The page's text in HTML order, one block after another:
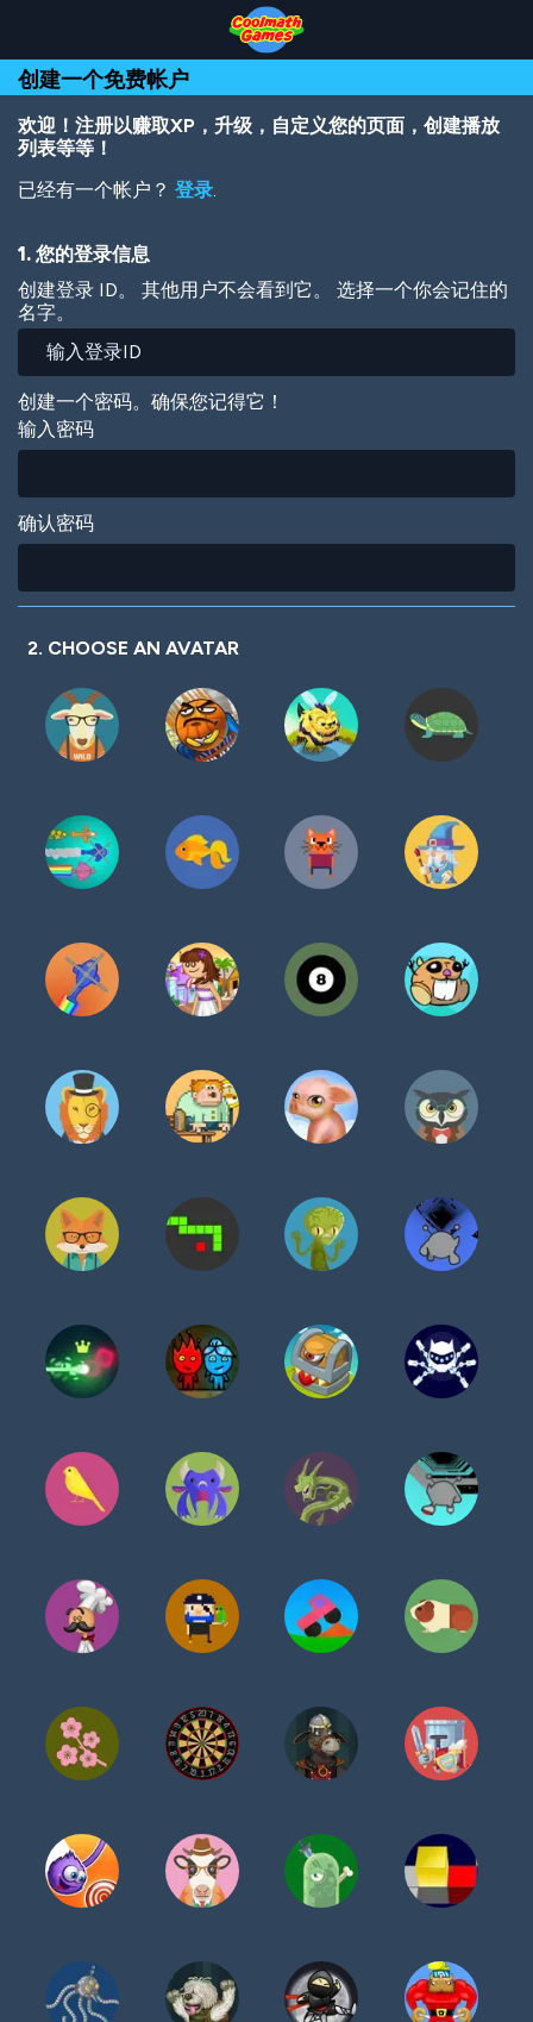
Top
of
Page
Navigation
Main
Content
Footer
到
主
要
内
容
创建一个免费帐户
欢迎！注册以赚取XP，升级，自定义您的页面，创建播放
列表等等！
已经有一个帐户？ 登录.
1. 您的登录信息
创建登录 ID。 其他用户不会看到它。 选择一个你会记住的
名字。
创建一个密码。确保您记得它！
输入密码
确认密码
2. CHOOSE AN AVATAR